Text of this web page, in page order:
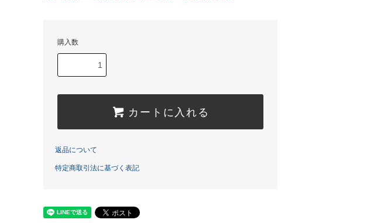
購入数
カートに入れる
返品について
特定商取引法に基づく表記